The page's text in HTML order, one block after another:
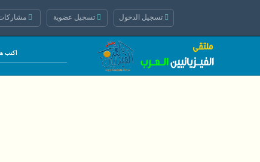
تسجيل الدخول تسجيل عضوية